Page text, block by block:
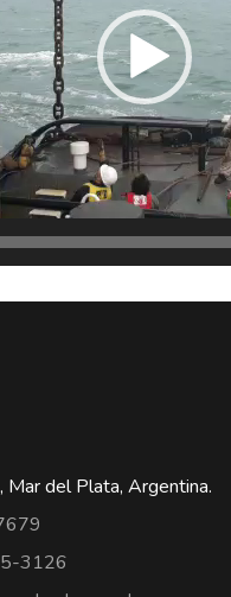
del Plata, Argentina.
3126